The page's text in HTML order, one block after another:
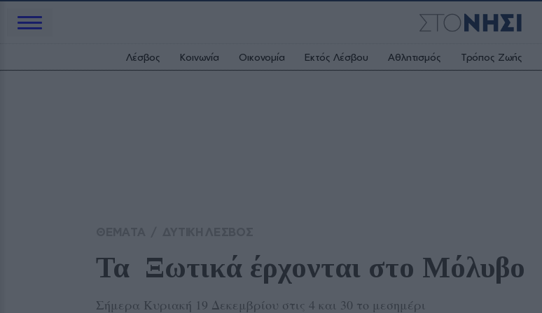
Λέσβος Κοινωνία Οικονομία Εκτός Λέσβου Αθλητισμός Τρόπος Ζωής
Τα  Ξωτικά έρχονται στο Μόλυβο
Σήμερα Κυριακή 19 Δεκεμβρίου στις 4 και 30 το μεσημέρι